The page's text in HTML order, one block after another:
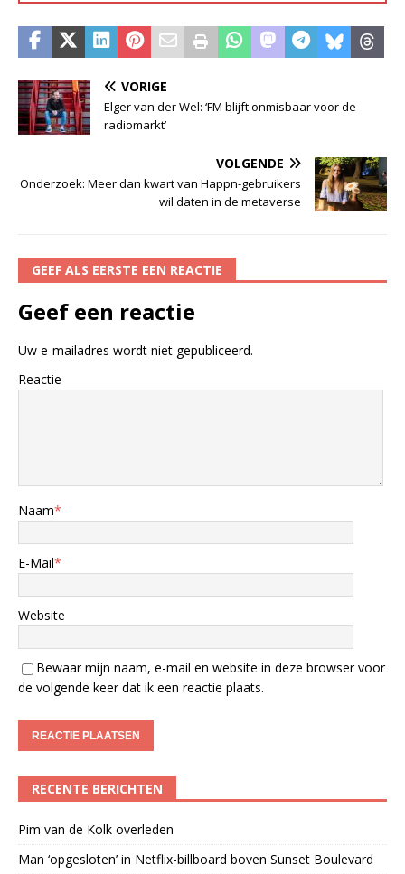
VORIGE
Elger van der Wel: ‘FM blijft onmisbaar voor de
radiomarkt’
VOLGENDE
Onderzoek: Meer dan kwart van Happn-gebruikers
wil daten in de metaverse
GEEF ALS EERSTE EEN REACTIE
Geef een reactie
Uw e-mailadres wordt niet gepubliceerd.
Reactie
Naam*
E-Mail*
Website
Bewaar mijn naam, e-mail en website in deze browser voor
de volgende keer dat ik een reactie plaats.
RECENTE BERICHTEN
Pim van de Kolk overleden
Man ‘opgesloten’ in Netflix-billboard boven Sunset Boulevard